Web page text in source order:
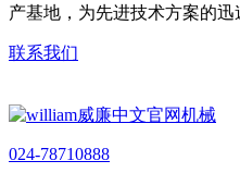
产基地，为先进技术方案的迅
联系我们
024-78710888